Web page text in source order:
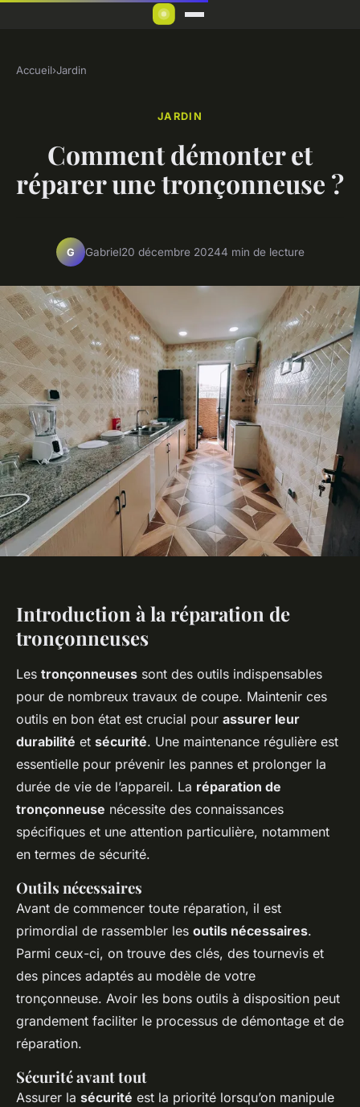
Accueil›Jardin
JARDIN
Comment démonter et
réparer une tronçonneuse ?
G Gabriel20 décembre 20244 min de lecture
Introduction à la réparation de
tronçonneuses
Les tronçonneuses sont des outils indispensables
pour de nombreux travaux de coupe. Maintenir ces
outils en bon état est crucial pour assurer leur
durabilité et sécurité. Une maintenance régulière est
essentielle pour prévenir les pannes et prolonger la
durée de vie de l’appareil. La réparation de
tronçonneuse nécessite des connaissances
spécifiques et une attention particulière, notamment
en termes de sécurité.
Outils nécessaires
Avant de commencer toute réparation, il est
primordial de rassembler les outils nécessaires.
Parmi ceux-ci, on trouve des clés, des tournevis et
des pinces adaptés au modèle de votre
tronçonneuse. Avoir les bons outils à disposition peut
grandement faciliter le processus de démontage et de
réparation.
Sécurité avant tout
Assurer la sécurité est la priorité lorsqu’on manipule